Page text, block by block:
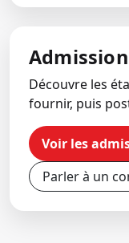
Découvre les
fournir, puis
Voir les
Parler à un